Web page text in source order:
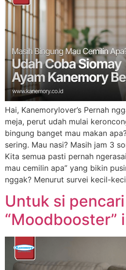
Hai, Kanemorylover’s Pernah
meja, perut udah mulai
bingung banget mau makan
sering. Mau nasi? Masih jam 3
Kita semua pasti pernah
mau cemilin apa” yang bikin
nggak? Menurut survei kecil-
Untuk si pencari
“Moodbooster”